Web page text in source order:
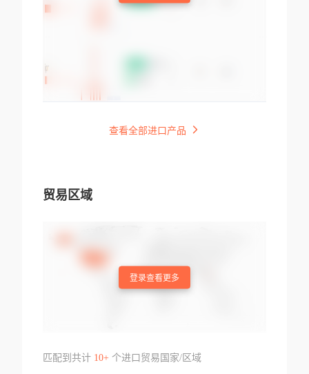
查看全部进口产品
贸易区域
登录查看更多
匹配到共计 10+个进口贸易国家/区域